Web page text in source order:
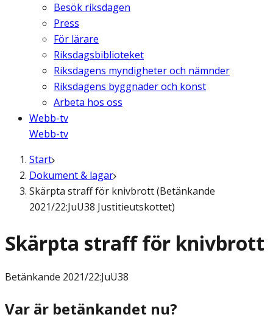
Besök riksdagen
Press
För lärare
Riksdagsbiblioteket
Riksdagens myndigheter och nämnder
Riksdagens byggnader och konst
Arbeta hos oss
Webb-tv
Webb-tv
Start
Dokument & lagar
Skärpta straff för knivbrott (Betänkande
2021/22:JuU38 Justitieutskottet)
Skärpta straff för knivbrott
Betänkande 2021/22:JuU38
Var är betänkandet nu?